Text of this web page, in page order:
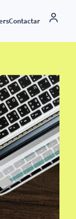
por países
a B2Brouter
facturas a la
a empresas y
electrónica
Contactar